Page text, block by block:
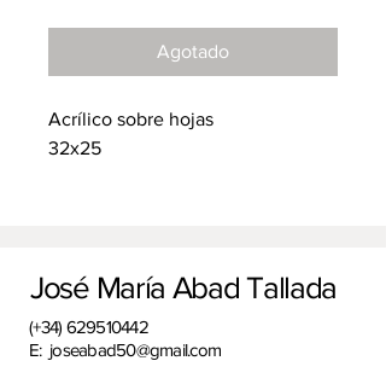
Agotado
Acrílico sobre hojas
32x25
José María Abad Tallada
(+34) 629510442
E: joseabad50@gmail.com